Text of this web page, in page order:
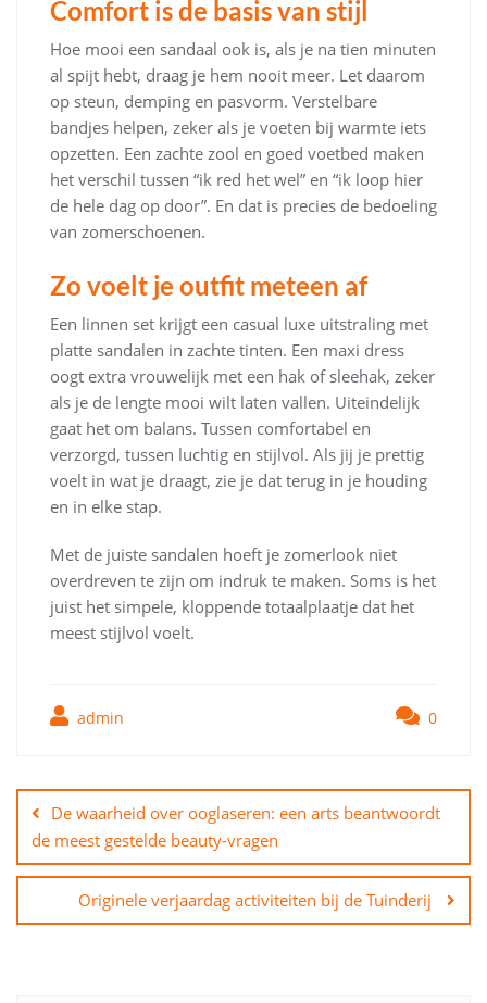
Comfort is de basis van stijl
Hoe mooi een sandaal ook is, als je na tien minuten
al spijt hebt, draag je hem nooit meer. Let daarom
op steun, demping en pasvorm. Verstelbare
bandjes helpen, zeker als je voeten bij warmte iets
opzetten. Een zachte zool en goed voetbed maken
het verschil tussen “ik red het wel” en “ik loop hier
de hele dag op door”. En dat is precies de bedoeling
van zomerschoenen.
Zo voelt je outfit meteen af
Een linnen set krijgt een casual luxe uitstraling met
platte sandalen in zachte tinten. Een maxi dress
oogt extra vrouwelijk met een hak of sleehak, zeker
als je de lengte mooi wilt laten vallen. Uiteindelijk
gaat het om balans. Tussen comfortabel en
verzorgd, tussen luchtig en stijlvol. Als jij je prettig
voelt in wat je draagt, zie je dat terug in je houding
en in elke stap.
Met de juiste sandalen hoeft je zomerlook niet
overdreven te zijn om indruk te maken. Soms is het
juist het simpele, kloppende totaalplaatje dat het
meest stijlvol voelt.
admin 0
navigatie
De waarheid over ooglaseren: een arts beantwoordt
de meest gestelde beauty-vragen
Originele verjaardag activiteiten bij de Tuinderij